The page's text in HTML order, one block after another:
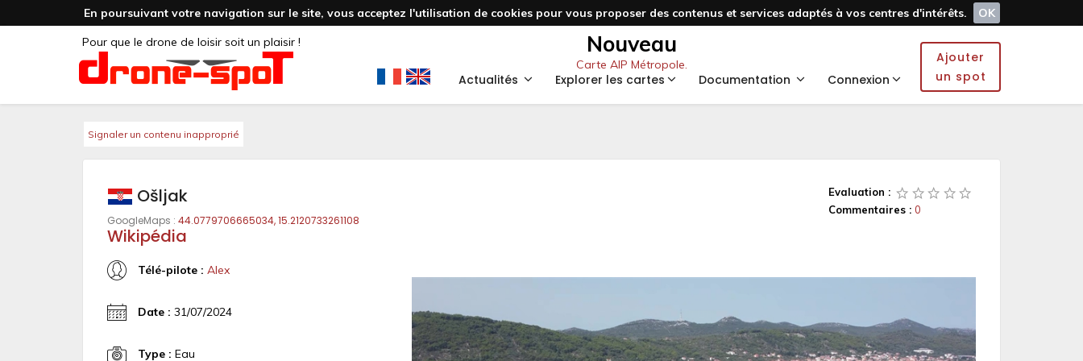
En poursuivant votre navigation sur le site, vous acceptez l'utilisation de cookies pour vous proposer des contenus et services adaptés à vos centres d'intérêts.
OK
Pour que le drone de loisir soit un plaisir !
Nouveau
Carte AIP Métropole.
Actualités Explorer les cartes Documentation Connexion
Ajouter
un spot
Signaler un contenu inapproprié
Evaluation :
Commentaires : 0
Ošljak
GoogleMaps : 44.0779706665034, 15.2120733261108
Wikipédia
Télé-pilote : Alex
Date : 31/07/2024
Type : Eau